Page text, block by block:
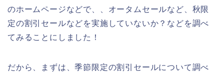
のホームページなどで、、オータムセールなど、秋限
定の割引セールなどを実施していないか？などを調べ
てみることにしました！
だから、まずは、季節限定の割引セールについて調べ